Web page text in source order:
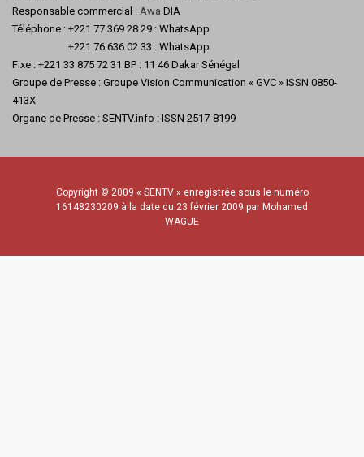
Responsable commercial : Awa DIA
Téléphone : +221 77 369 28 29 : WhatsApp
+221 76 636 02 33 : WhatsApp
Fixe : +221 33 875 72 31 BP : 11 46 Dakar Sénégal
Groupe de Presse : Groupe Vision Communication « GVC » ISSN 0850-
413X
Organe de Presse : SENTV.info : ISSN 2517-8199
Copyright © 2009 « SENTV » enregistrée sous le numéro
16148230209 à la date du 23 février 2009 par Mohamed
WAGUE